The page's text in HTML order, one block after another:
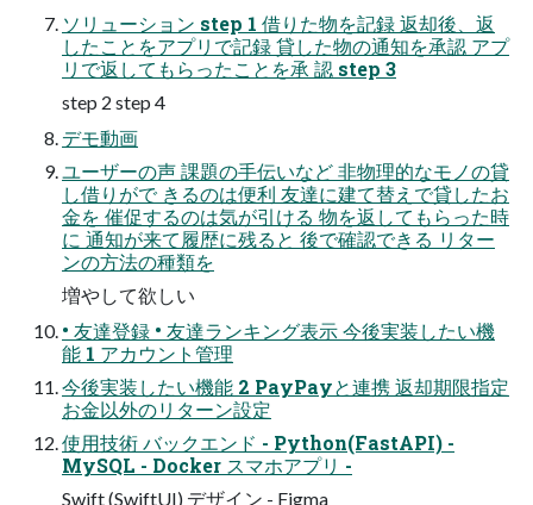
ソリューション step 1 借りた物を記録 返却後、返
したことをアプリで記録 貸した物の通知を承認 アプ
リで返してもらったことを承 認 step 3
step 2 step 4
デモ動画
ユーザーの声 課題の手伝いなど 非物理的なモノの貸
し借りがで きるのは便利 友達に建て替えで貸したお
金を 催促するのは気が引ける 物を返してもらった時
に 通知が来て履歴に残ると 後で確認できる リター
ンの方法の種類を
増やして欲しい
• 友達登録 • 友達ランキング表示 今後実装したい機
能 1 アカウント管理
今後実装したい機能 2 PayPayと連携 返却期限指定
お金以外のリターン設定
使用技術 バックエンド - Python(FastAPI) -
MySQL - Docker スマホアプリ -
Swift (SwiftUI) デザイン - Figma